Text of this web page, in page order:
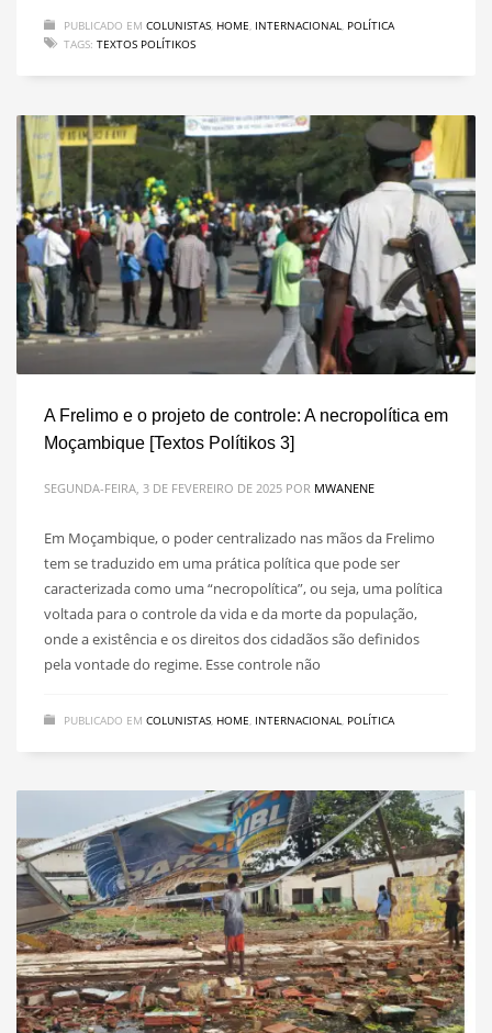
PUBLICADO EM COLUNISTAS, HOME, INTERNACIONAL, POLÍTICA
TAGS: TEXTOS POLÍTIKOS
A Frelimo e o projeto de controle: A necropolítica em
Moçambique [Textos Polítikos 3]
SEGUNDA-FEIRA, 3 DE FEVEREIRO DE 2025 POR MWANENE
Em Moçambique, o poder centralizado nas mãos da Frelimo
tem se traduzido em uma prática política que pode ser
caracterizada como uma “necropolítica”, ou seja, uma política
voltada para o controle da vida e da morte da população,
onde a existência e os direitos dos cidadãos são definidos
pela vontade do regime. Esse controle não
PUBLICADO EM COLUNISTAS, HOME, INTERNACIONAL, POLÍTICA